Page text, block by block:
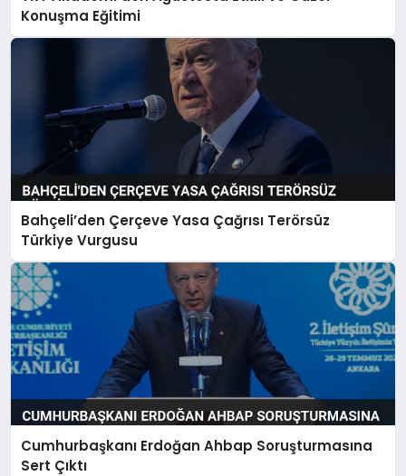
Konuşma Eğitimi
Bahçeli’den Çerçeve Yasa Çağrısı Terörsüz
Türkiye Vurgusu
Cumhurbaşkanı Erdoğan Ahbap Soruşturmasına
Sert Çıktı